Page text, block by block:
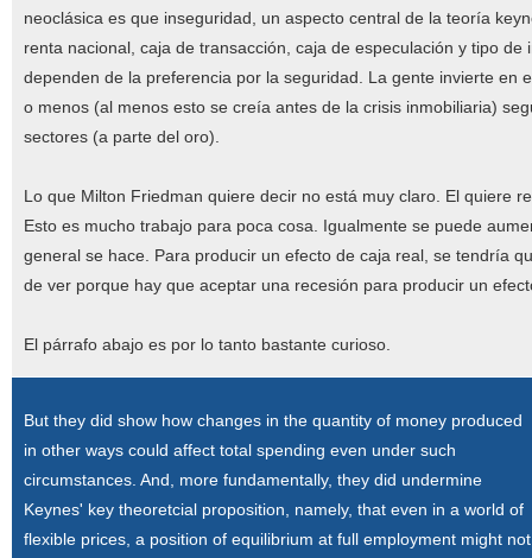
neoclásica es que inseguridad, un aspecto central de la teoría
renta nacional, caja de transacción, caja de especulación y tipo
dependen de la preferencia por la seguridad. La gente invierte en
o menos (al menos esto se creía antes de la crisis inmobiliaria)
sectores (a parte del oro).
Lo que Milton Friedman quiere decir no está muy claro. El quiere
Esto es mucho trabajo para poca cosa. Igualmente se puede
general se hace. Para producir un efecto de caja real, se tendría
de ver porque hay que aceptar una recesión para producir un
El párrafo abajo es por lo tanto bastante curioso.
But they did show how changes in the quantity of money produced
in other ways could affect total spending even under such
circumstances. And, more fundamentally, they did undermine
Keynes' key theoretcial proposition, namely, that even in a world of
flexible prices, a position of equilibrium at full employment might not